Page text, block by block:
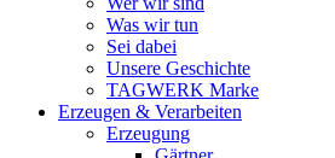
Was wir tun
Sei dabei
Unsere Geschichte
TAGWERK Marke
Erzeugen & Verarbeiten
Erzeugung